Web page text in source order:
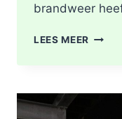
brandweer
LEES MEER
BIJ